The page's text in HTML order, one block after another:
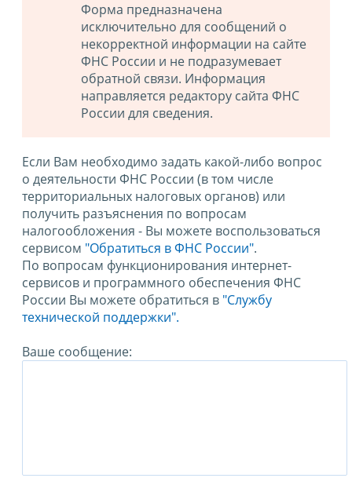
Форма предназначена
исключительно для сообщений о
некорректной информации на сайте
ФНС России и не подразумевает
обратной связи. Информация
направляется редактору сайта ФНС
России для сведения.
Если Вам необходимо задать какой-либо вопрос
о деятельности ФНС России (в том числе
территориальных налоговых органов) или
получить разъяснения по вопросам
налогообложения - Вы можете воспользоваться
сервисом "Обратиться в ФНС России".
По вопросам функционирования интернет-
сервисов и программного обеспечения ФНС
России Вы можете обратиться в "Службу
технической поддержки".
Ваше сообщение: